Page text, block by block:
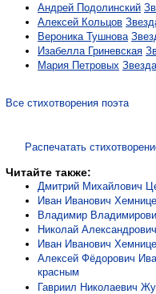
Андрей Подолинский
Алексей Кольцов
Вероника Тушнова
Изабелла Гриневская
Мария Петровых Звезда
Все стихотворения поэта
Распечатать
Читайте также:
Дмитрий Михайлович
Иван Иванович
Владимир
Николай
Иван Иванович
Алексей Фёдорович
красным
Гавриил Николаевич